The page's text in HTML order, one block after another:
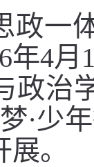
政一
年4
政治
·少
。